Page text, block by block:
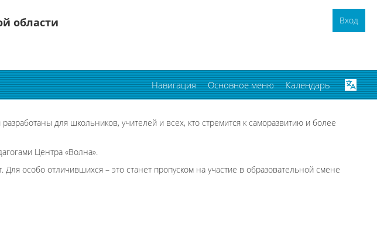
области Вход
для школьников, учителей и всех, кто стремится к саморазвитию и более
Центра «Волна».
особо отличившихся – это станет пропуском на участие в образовательной смене
Навигация Основное меню Календарь